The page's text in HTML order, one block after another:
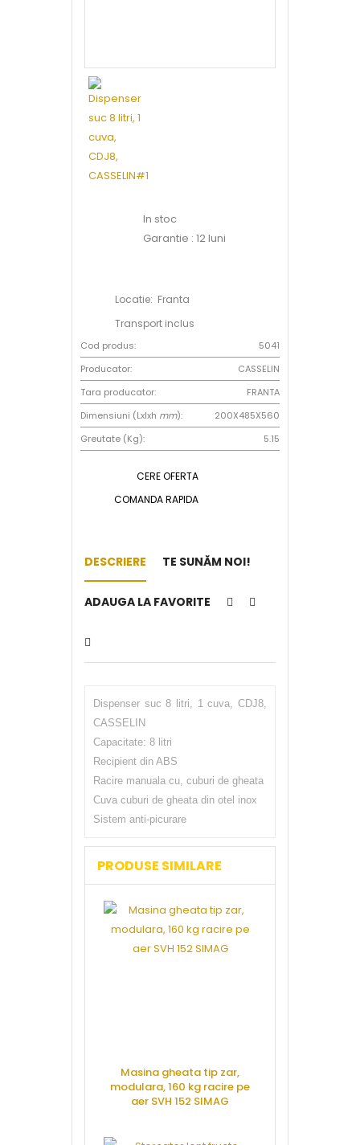
In stoc
Garantie : 12 luni
Locatie: Franta
Transport inclus
Cod produs:
5041
Producator:
CASSELIN
Tara producator:
FRANTA
Dimensiuni (Lxlxh mm):
200X485X560
Greutate (Kg):
5.15
CERE OFERTA
COMANDA RAPIDA
DESCRIERE TE SUNĂM NOI!
ADAUGA LA FAVORITE
Dispenser suc 8 litri, 1 cuva, CDJ8,
CASSELIN
Capacitate: 8 litri
Recipient din ABS
Racire manuala cu, cuburi de gheata
Cuva cuburi de gheata din otel inox
Sistem anti-picurare
PRODUSE SIMILARE
Masina gheata tip zar,
modulara, 160 kg racire pe
aer SVH 152 SIMAG